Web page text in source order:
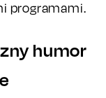
programami.
humor